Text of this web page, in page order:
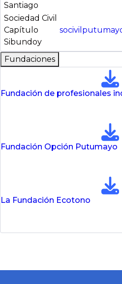
Santiago
Sociedad Civil
Capítulo
Sibundoy
Fundaciones
Fundación de profesionales
Fundación Opción Putumayo
La Fundación Ecotono